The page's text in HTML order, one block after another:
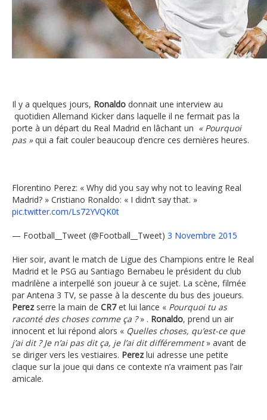
Il y a quelques jours, Ronaldo donnait une interview au
quotidien Allemand Kicker dans laquelle il ne fermait pas la
porte à un départ du Real Madrid en lâchant un « Pourquoi
pas »qui a fait couler beaucoup d’encre ces dernières heures.
Florentino Perez: « Why did you say why not to leaving Real
Madrid? » Cristiano Ronaldo: « I didn’t say that. »
pic.twitter.com/Ls72YVQK0t
— Football__Tweet (@Football__Tweet) 3 Novembre 2015
Hier soir, avant le match de Ligue des Champions entre le Real
Madrid et le PSG au Santiago Bernabeu le président du club
madrilène a interpellé son joueur à ce sujet. La scène, filmée
par Antena 3 TV, se passe à la descente du bus des joueurs.
Perezserre la main de CR7et lui lance « Pourquoi tu as
raconté des choses comme ça ?» . Ronaldo, prend un air
innocent et lui répond alors « Quelles choses, qu’est-ce que
j’ai dit ? Je n’ai pas dit ça, je l’ai dit différemment» avant de
se diriger vers les vestiaires. Perezlui adresse une petite
claque sur la joue qui dans ce contexte n’a vraiment pas l’air
amicale.